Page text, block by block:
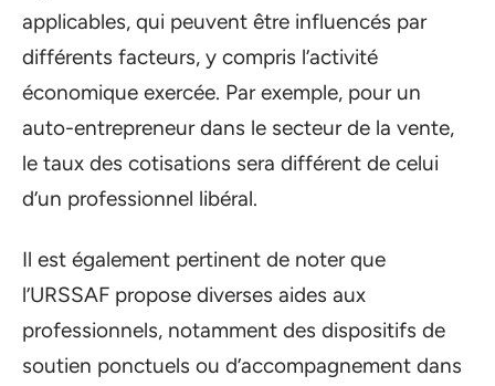
applicables, qui peuvent être influencés par
différents facteurs, y compris l’activité
économique exercée. Par exemple, pour un
auto-entrepreneur dans le secteur de la vente,
le taux des cotisations sera différent de celui
d’un professionnel libéral.
Il est également pertinent de noter que
l’URSSAF propose diverses aides aux
professionnels, notamment des dispositifs de
soutien ponctuels ou d’accompagnement dans